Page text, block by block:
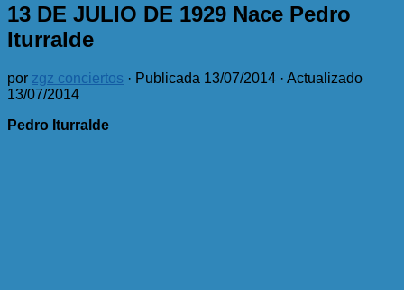
13 DE JULIO DE 1929 Nace Pedro
Iturralde
por zgz conciertos · Publicada 13/07/2014 · Actualizado
13/07/2014
Pedro Iturralde